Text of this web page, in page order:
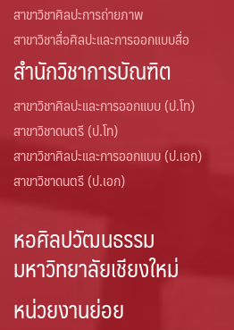
สาขาวิชาศิลปะการถ่ายภาพ
สาขาวิชาสื่อศิลปะและการออกแบบสื่อ
สำนักวิชาการบัณฑิต
สาขาวิชาศิลปะและการออกแบบ (ป.โท)
สาขาวิชาดนตรี (ป.โท)
สาขาวิชาศิลปะและการออกแบบ (ป.เอก)
สาขาวิชาดนตรี (ป.เอก)
หอศิลปวัฒนธรรม
มหาวิทยาลัยเชียงใหม่
หน่วยงานย่อย